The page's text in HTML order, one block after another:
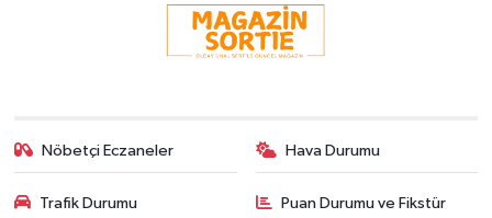
Nöbetçi Eczaneler Hava Durumu
Trafik Durumu Puan Durumu ve Fikstür